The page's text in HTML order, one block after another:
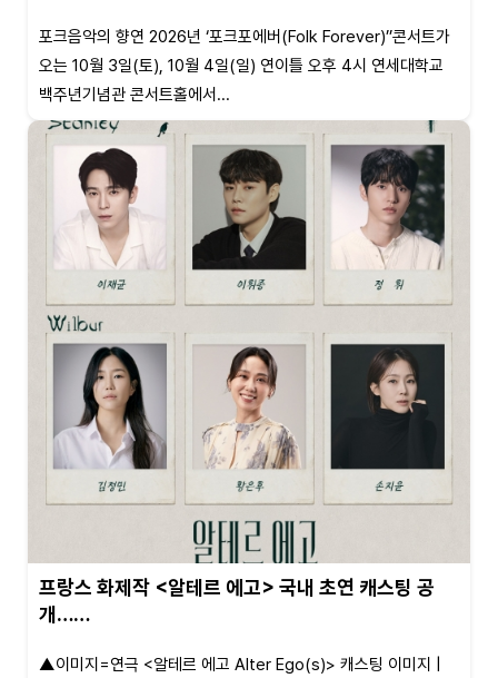
포크음악의 향연 2026년 ‘포크포에버(Folk Forever)’’콘서트가
오는 10월 3일(토), 10월 4일(일) 연이틀 오후 4시 연세대학교
백주년기념관 콘서트홀에서...
프랑스 화제작 <알테르 에고> 국내 초연 캐스팅 공
개……
▲이미지=연극 <알테르 에고 Alter Ego(s)> 캐스팅 이미지 |